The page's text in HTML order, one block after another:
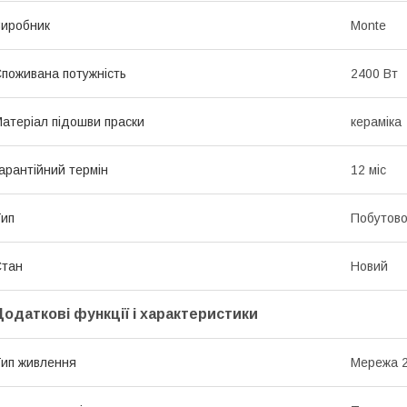
Monte
потужність 2400 Вт
підошви праски кераміка
термін 12 міс
Новий
функції і характеристики
живлення Мережа